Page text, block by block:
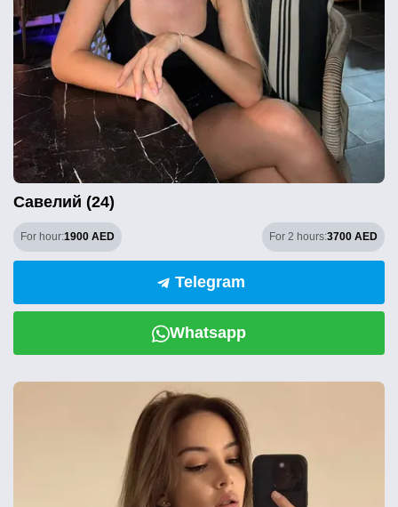
Савелий (24)
For hour:1900 AED For 2 hours:3700 AED
Telegram
Whatsapp